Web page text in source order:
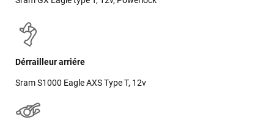
Dérrailleur arriére
Sram S1000 Eagle AXS Type T, 12v